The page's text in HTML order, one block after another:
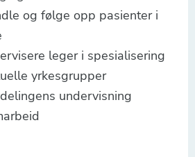
og følge opp pasienter i
leger i spesialisering
yrkesgrupper
undervisning